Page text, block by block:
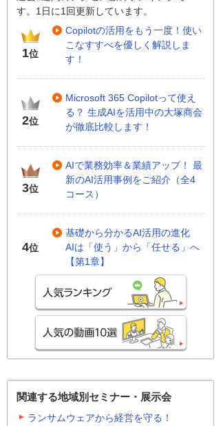
す。1日に1回更新しています。
1位
Copilotの活用をもう一度！使い
こなすすべを優しく解説しま
す！
2位
Microsoft 365 Copilotって使え
る？ 生成AIを活用中の大塚商会
が徹底比較します！
3位
AIで業務効率＆業績アップ！ 最
新のAI活用事例をご紹介（全4
コース）
4位
基礎から分かるAI活用の進化
AIは「使う」から「任せる」へ
【第1章】
関連する地域別セミナー・展示会
ランサムウェアから経営を守る！